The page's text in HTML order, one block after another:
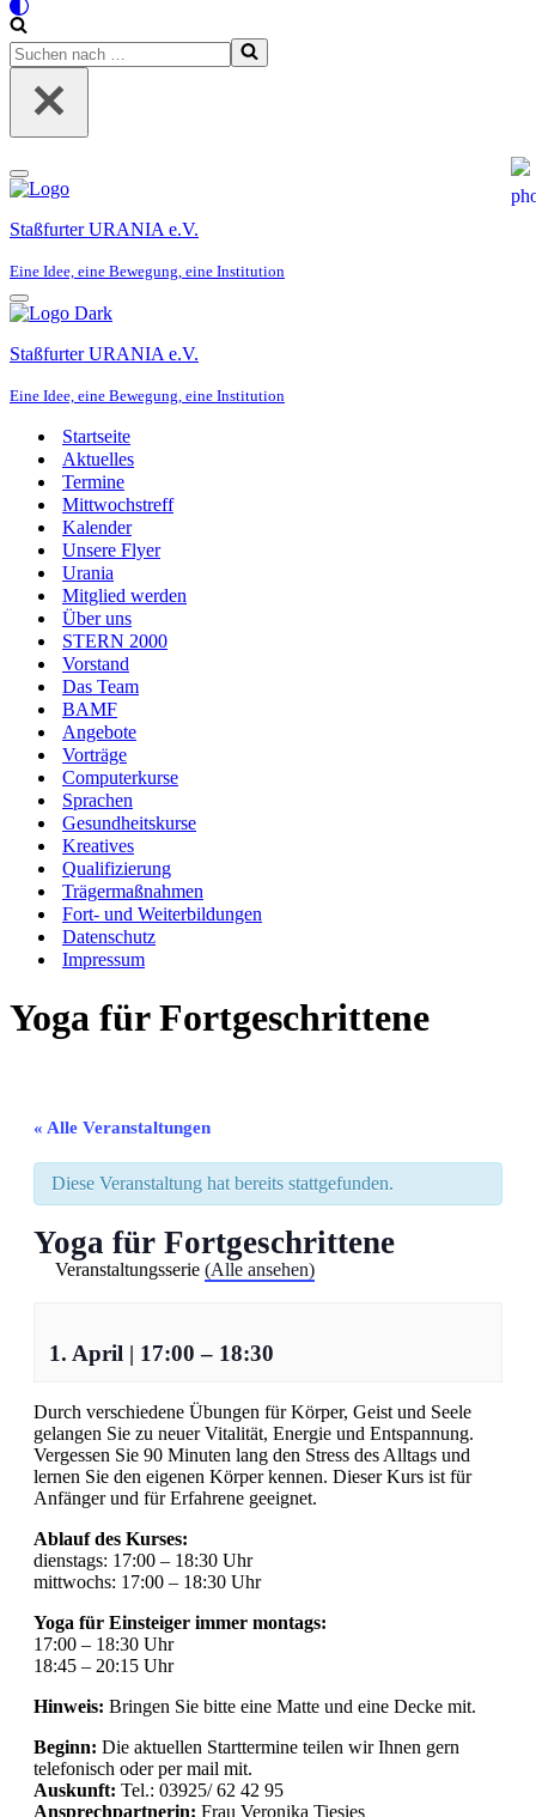
Suchen
nach …
Navigationsmenü
Staßfurter URANIA e.V.
Eine Idee, eine Bewegung, eine Institution
Navigationsmenü
Staßfurter URANIA e.V.
Eine Idee, eine Bewegung, eine Institution
Startseite
Aktuelles
Termine
Mittwochstreff
Kalender
Unsere Flyer
Urania
Mitglied werden
Über uns
STERN 2000
Vorstand
Das Team
BAMF
Angebote
Vorträge
Computerkurse
Sprachen
Gesundheitskurse
Kreatives
Qualifizierung
Trägermaßnahmen
Fort- und Weiterbildungen
Datenschutz
Impressum
Yoga für Fortgeschrittene
« Alle Veranstaltungen
Diese Veranstaltung hat bereits stattgefunden.
Yoga für Fortgeschrittene
Veranstaltungsserie (Alle ansehen)
1. April | 17:00– 18:30
Durch verschiedene Übungen für Körper, Geist und Seele
gelangen Sie zu neuer Vitalität, Energie und Entspannung.
Vergessen Sie 90 Minuten lang den Stress des Alltags und
lernen Sie den eigenen Körper kennen. Dieser Kurs ist für
Anfänger und für Erfahrene geeignet.
Ablauf des Kurses:
dienstags: 17:00 – 18:30 Uhr
mittwochs: 17:00 – 18:30 Uhr
Yoga für Einsteiger immer montags:
17:00 – 18:30 Uhr
18:45 – 20:15 Uhr
Hinweis: Bringen Sie bitte eine Matte und eine Decke mit.
Beginn: Die aktuellen Starttermine teilen wir Ihnen gern
telefonisch oder per mail mit.
Auskunft: Tel.: 03925/ 62 42 95
Ansprechpartnerin: Frau Veronika Tiesies